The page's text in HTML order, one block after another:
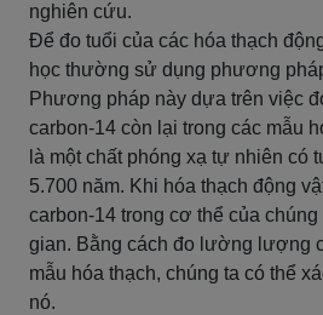
nghiên cứu.
Để đo tuổi của các hóa thạch
học thường sử dụng phương
Phương pháp này dựa trên việc
carbon-14 còn lại trong các mẫu
là một chất phóng xạ tự nhiên có
5.700 năm. Khi hóa thạch động
carbon-14 trong cơ thể của
gian. Bằng cách đo lường lượng
mẫu hóa thạch, chúng ta có thể
nó.